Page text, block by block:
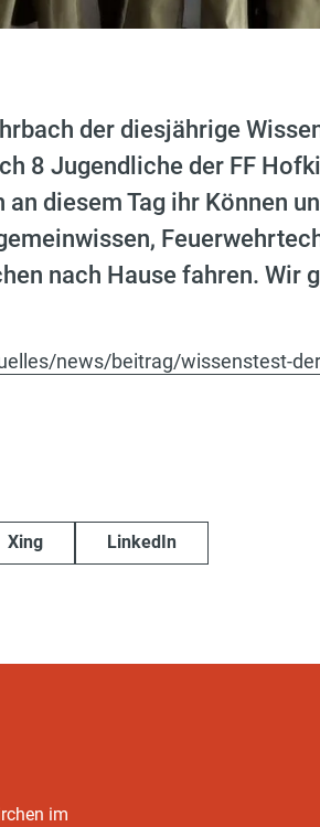
der diesjährige
8 Jugendliche der FF
diesem Tag ihr Können
nach Hause fahren. Wir
news/beitrag/wissenstest-
Xing LinkedIn
im